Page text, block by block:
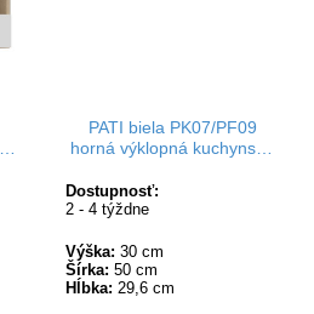
PATI biela PK07/PF09
horná výklopná kuchynská
Dostupnosť:
2 - 4 týždne
Výška: 30 cm
Šírka: 50 cm
Hĺbka: 29,6 cm